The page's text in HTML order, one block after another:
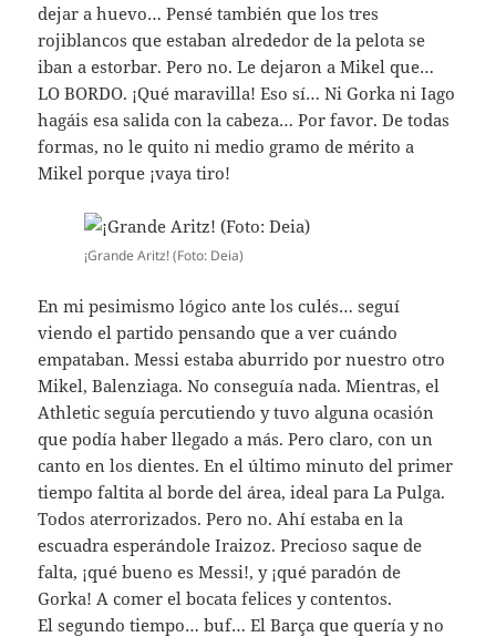
dejar a huevo… Pensé también que los tres
rojiblancos que estaban alrededor de la pelota se
iban a estorbar. Pero no. Le dejaron a Mikel que…
LO BORDO. ¡Qué maravilla! Eso sí… Ni Gorka ni Iago
hagáis esa salida con la cabeza… Por favor. De todas
formas, no le quito ni medio gramo de mérito a
Mikel porque ¡vaya tiro!
¡Grande Aritz! (Foto: Deia)
En mi pesimismo lógico ante los culés… seguí
viendo el partido pensando que a ver cuándo
empataban. Messi estaba aburrido por nuestro otro
Mikel, Balenziaga. No conseguía nada. Mientras, el
Athletic seguía percutiendo y tuvo alguna ocasión
que podía haber llegado a más. Pero claro, con un
canto en los dientes. En el último minuto del primer
tiempo faltita al borde del área, ideal para La Pulga.
Todos aterrorizados. Pero no. Ahí estaba en la
escuadra esperándole Iraizoz. Precioso saque de
falta, ¡qué bueno es Messi!, y ¡qué paradón de
Gorka! A comer el bocata felices y contentos.
El segundo tiempo… buf… El Barça que quería y no